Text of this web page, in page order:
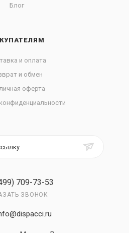
Блог
и оплата
и обмен
оферта
709-73-53
ЗВОНОК